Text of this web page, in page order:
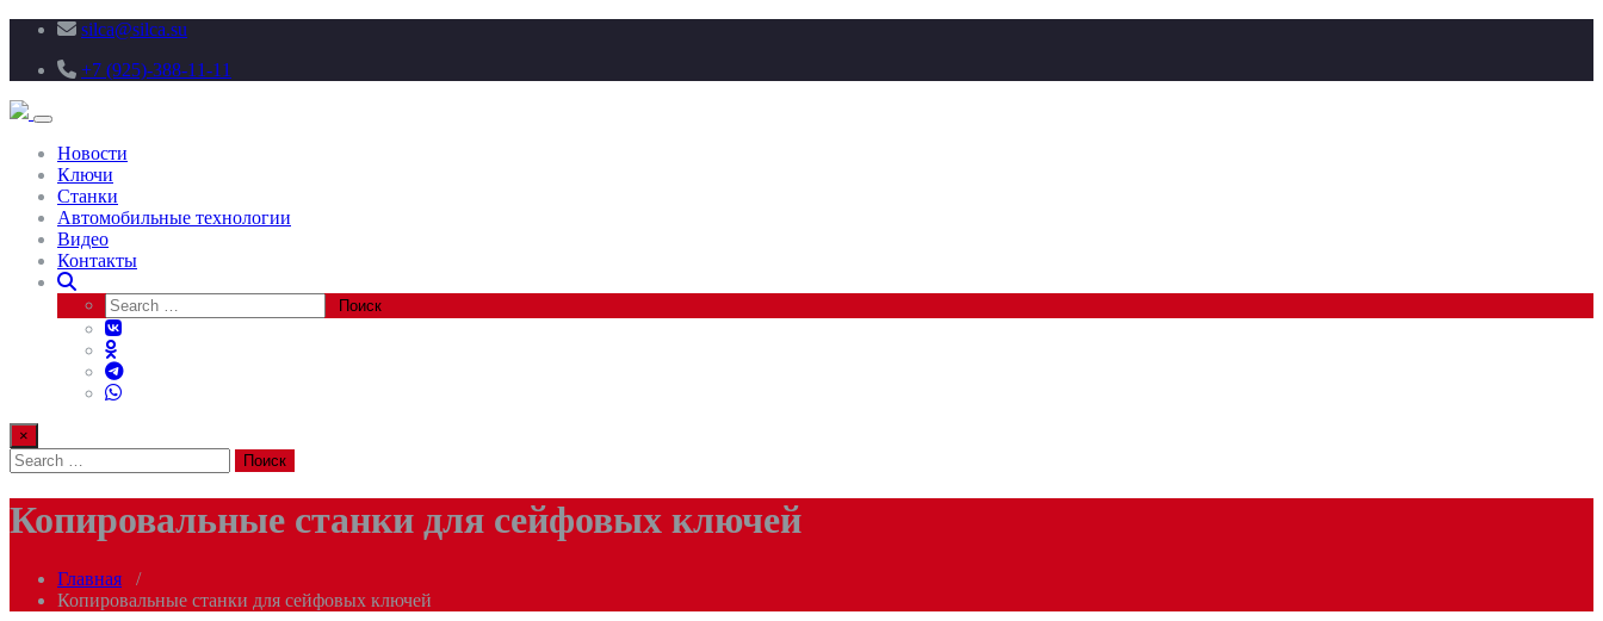
silca@silca.su
+7 (925)-388-11-11
Toggle navigation
Новости
Ключи
Станки
Автомобильные технологии
Видео
Контакты
×
Копировальные станки для сейфовых ключей
Главная /
Копировальные станки для сейфовых ключей